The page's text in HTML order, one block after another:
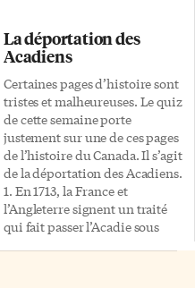
ouvert les célébrations
mercredi dernier avec un
message du palais de
Buckingham (en anglais): «Le
19 mars 1914, le Duc de
Connaught, mon arrière-grand-
oncle, a […]
La déportation des
Acadiens
Certaines pages d’histoire sont
tristes et malheureuses. Le quiz
de cette semaine porte
justement sur une de ces pages
de l’histoire du Canada. Il s’agit
de la déportation des Acadiens.
1. En 1713, la France et
l’Angleterre signent un traité
qui fait passer l’Acadie sous